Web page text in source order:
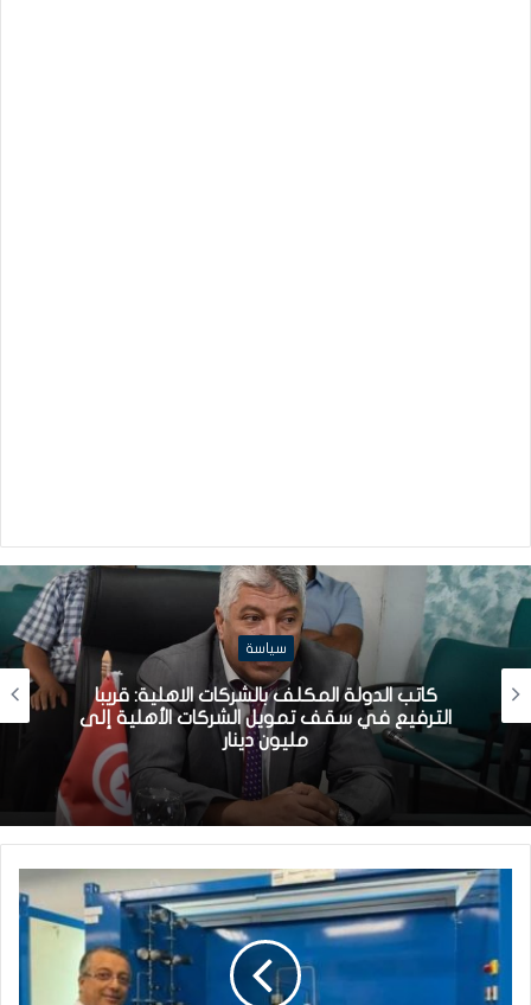
سياسة
كاتب الدولة المكلف بالشركات الاهلية: قريبا
الترفيع في سقف تمويل الشركات الأهلية إلى
مليون دينار